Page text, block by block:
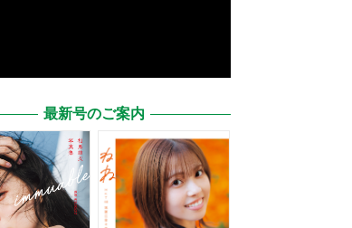
最新号のご案内